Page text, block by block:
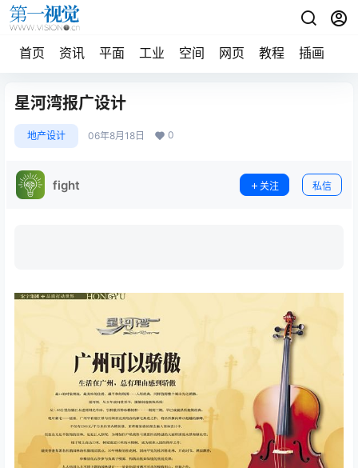
首页 资讯 平面 工业 空间 网页 教程 插画
星河湾报广设计
地产设计 06年8月18日 0
fight 关注 私信